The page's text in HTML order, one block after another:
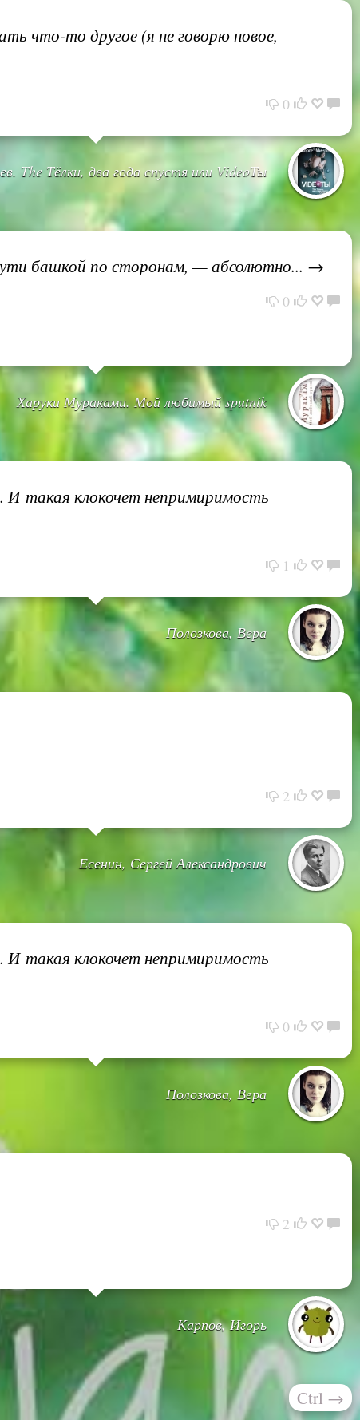
что-то другое (я не говорю новое,
0
The Тёлки, два года спустя или VideoТы
башкой по сторонам, — абсолютно... →
0
Харуки Мураками. Мой любимый sputnik
И такая клокочет непримиримость
1
Полозкова, Вера
2
Есенин, Сергей Александрович
И такая клокочет непримиримость
0
Полозкова, Вера
2
Карпов, Игорь
Ctrl →